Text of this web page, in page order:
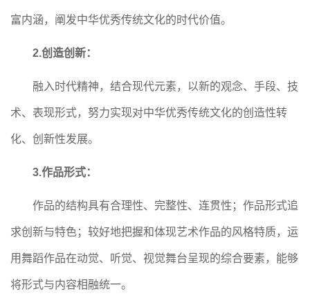
富内涵，阐发中华优秀传统文化的时代价值。
2.创造创新：
融入时代精神，结合现代元素，以新的观念、手段、技
术、表现形式，努力实现对中华优秀传统文化的创造性转
化、创新性发展。
3.作品形式：
作品的结构具有合理性、完整性、连贯性；作品形式追
求创新与特色；较好地把握和体现艺术作品的风格特质，运
用舞蹈作品在动觉、听觉、视觉舞台呈现的综合要素，能够
将形式与内容相融统一。